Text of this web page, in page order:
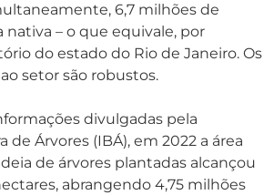
6,7 milhões de
nativa – o que equivale, por
do estado do Rio de Janeiro. Os
setor são robustos.
divulgadas pela
de Árvores (IBÁ), em 2022 a área
de árvores plantadas alcançou
abrangendo 4,75 milhões